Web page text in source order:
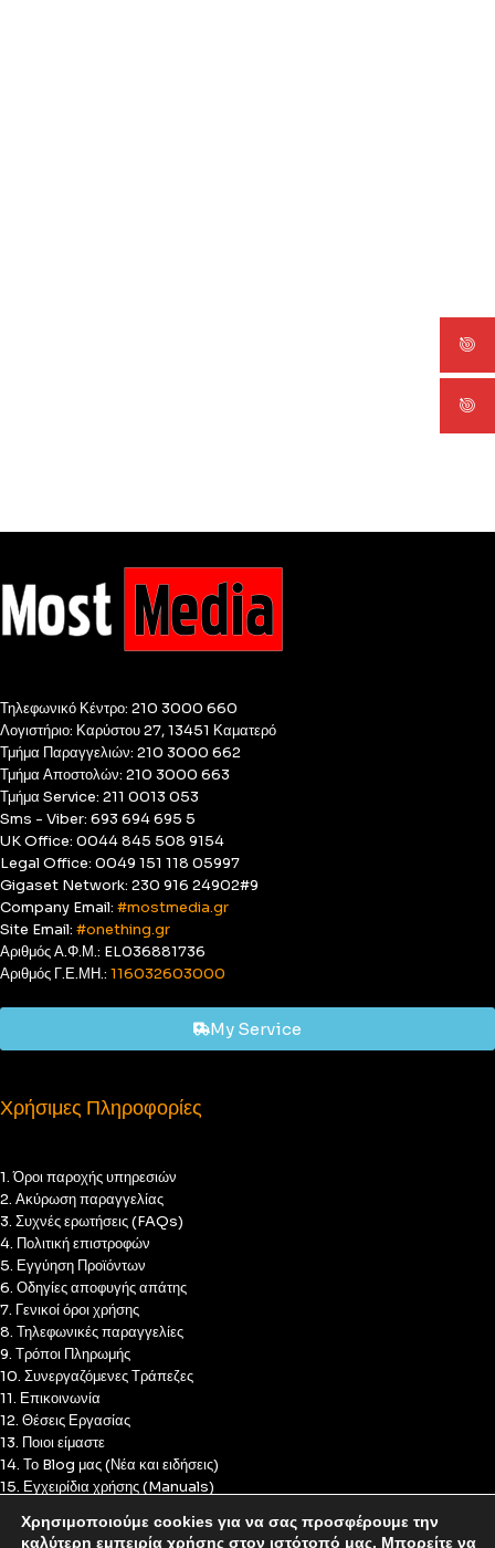
Τηλεφωνικό Κέντρο: 210 3000 660
Λογιστήριο: Καρύστου 27, 13451 Καματερό
Τμήμα Παραγγελιών: 210 3000 662
Τμήμα Αποστολών: 210 3000 663
Τμήμα Service: 211 0013 053
Sms - Viber: 693 694 695 5
UK Office: 0044 845 508 9154
Legal Office: 0049 151 118 05997
Gigaset Network: 230 916 24902#9
Company Email: #mostmedia.gr
Site Email: #onething.gr
Αριθμός Α.Φ.Μ.: EL036881736
Αριθμός Γ.Ε.ΜΗ.: 116032603000
My Service
Χρήσιμες Πληροφορίες
1. Όροι παροχής υπηρεσιών
2. Ακύρωση παραγγελίας
3. Συχνές ερωτήσεις (FAQs)
4. Πολιτική επιστροφών
5. Εγγύηση Προϊόντων
6. Οδηγίες αποφυγής απάτης
7. Γενικοί όροι χρήσης
8. Τηλεφωνικές παραγγελίες
9. Τρόποι Πληρωμής
10. Συνεργαζόμενες Τράπεζες
11. Επικοινωνία
12. Θέσεις Εργασίας
13. Ποιοι είμαστε
14. Το Blog μας (Νέα και ειδήσεις)
15. Εγχειρίδια χρήσης (Manuals)
17. Πολιτική Cookies
Χρησιμοποιούμε cookies για να σας προσφέρουμε την
καλύτερη εμπειρία χρήσης στον ιστότοπό μας. Μπορείτε να